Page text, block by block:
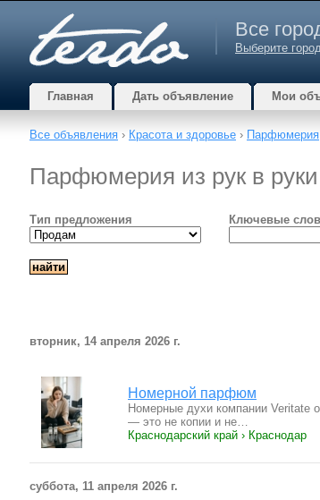
Все
Выберите
Главная Дать объявление Мои
Все объявления › Красота и здоровье › Парфюмерия
Парфюмерия из рук в руки
Тип предложения Ключевые
вторник, 14 апреля 2026 г.
Номерной парфюм
Номерные духи компании Veritate
— это не копии и не…
Краснодарский край › Краснодар
суббота, 11 апреля 2026 г.